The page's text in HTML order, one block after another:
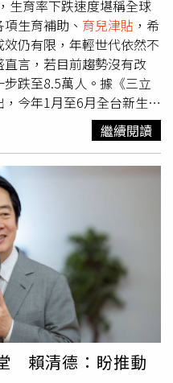
生育率下跌速度堪稱全球
生育補助、 育兒津貼 ，希
仍有限，年輕世代依然不
言，若目前趨勢沒有改
跌至8.5萬人。據《三立
今年1月至6月全台新生兒
少9031人，出生人口持續
臨床經驗來看，早期年輕
個年齡也正值女性較容易
由於傳統生肖觀念影響，
，出生率往往會明顯增
30％的情況，醫院也必須
生產潮。然而，隨著晚婚
出生率的現象如今已逐漸
灣新生兒數量開始明顯減
年新生兒僅13萬4856人，
5571人，甚至略低於前一
少子化趨勢。李茂盛透
妻反映，即使政府推出各
環境仍不足以讓他們安心
繼續閱讀
賴清德：盼推動